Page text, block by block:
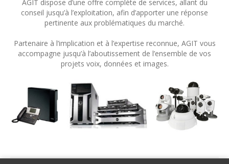
AGIT dispose d’une offre complète de services, allant du
conseil jusqu’à l’exploitation, afin d’apporter une réponse
pertinente aux problématiques du marché.
Partenaire à l’implication et à l’expertise reconnue, AGIT vous
accompagne jusqu’à l’aboutissement de l’ensemble de vos
projets voix, données et images.